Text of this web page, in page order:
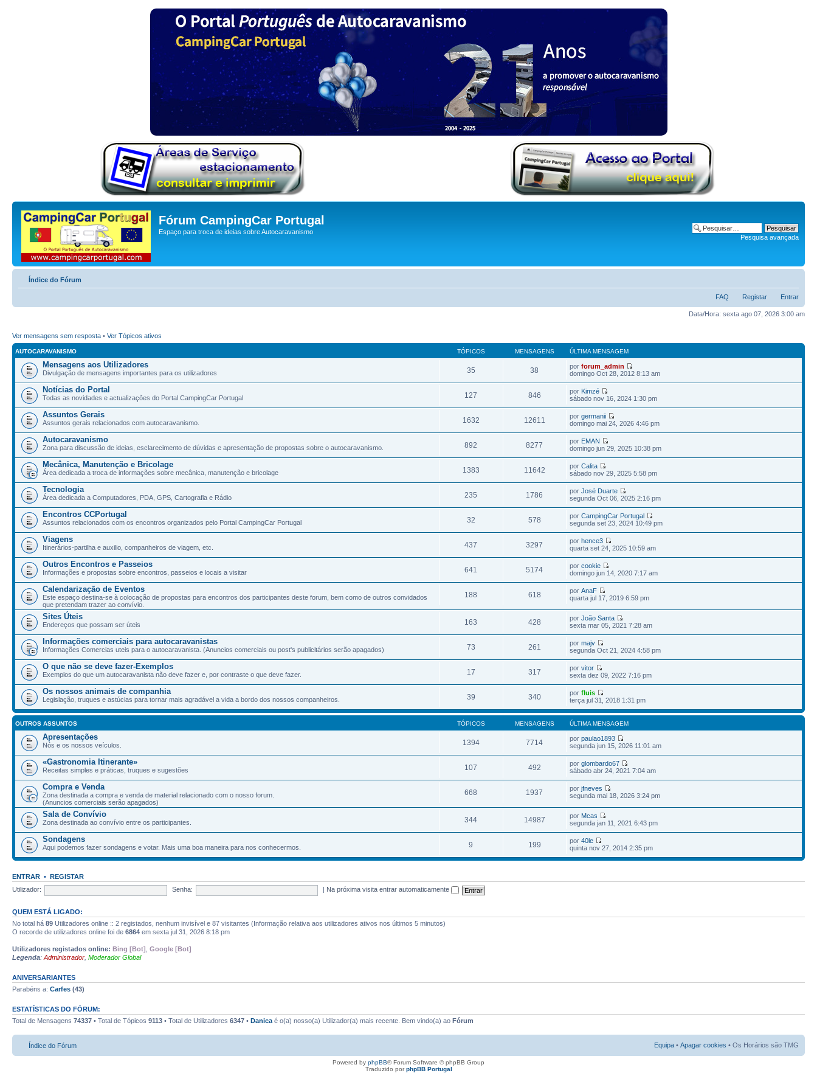
Fórum CampingCar Portugal
Espaço para troca de ideias sobre Autocaravanismo
Pesquisa avançada
Índice do Fórum
FAQ Registar Entrar
Data/Hora: sexta ago 07, 2026 3:00 am
Ver mensagens sem resposta • Ver Tópicos ativos
AUTOCARAVANISMO TÓPICOS MENSAGENS ÚLTIMA MENSAGEM
Mensagens aos Utilizadores
Divulgação de mensagens importantes para os utilizadores 35 38 porforum_admin
domingo Oct 28, 2012 8:13 am
Notícias do Portal
Todas as novidades e actualizações do Portal CampingCar Portugal 127 846 por Kimzé
sábado nov 16, 2024 1:30 pm
Assuntos Gerais
Assuntos gerais relacionados com autocaravanismo. 1632 12611 porgermanii
domingo mai 24, 2026 4:46 pm
Autocaravanismo
Zona para discussão de ideias, esclarecimento de dúvidas e apresentação de propostas sobre o autocaravanismo. 892 8277 por EMAN
domingo jun 29, 2025 10:38 pm
Mecânica, Manutenção e Bricolage
Área dedicada a troca de informações sobre mecânica, manutenção e bricolage 1383 11642 porCalita
sábado nov 29, 2025 5:58 pm
Tecnologia
Área dedicada a Computadores, PDA, GPS, Cartografia e Rádio 235 1786 porJosé Duarte
segunda Oct 06, 2025 2:16 pm
Encontros CCPortugal
Assuntos relacionados com os encontros organizados pelo Portal CampingCar Portugal 32 578 porCampingCar Portugal
segunda set 23, 2024 10:49 pm
Viagens
Itinerários-partilha e auxilio, companheiros de viagem, etc. 437 3297 porhence3
quarta set 24, 2025 10:59 am
Outros Encontros e Passeios
Informações e propostas sobre encontros, passeios e locais a visitar 641 5174 porcookie
domingo jun 14, 2020 7:17 am
Calendarização de Eventos
Este espaço destina-se à colocação de propostas para encontros dos participantes deste forum, bem como de outros convidados
que pretendam trazer ao convívio.
188 618 porAnaF
quarta jul 17, 2019 6:59 pm
Sites Úteis
Endereços que possam ser úteis 163 428 porJoão Santa
sexta mar 05, 2021 7:28 am
Informações comerciais para autocaravanistas
Informações Comercias uteis para o autocaravanista. (Anuncios comerciais ou post's publicitários serão apagados) 73 261 pormajv
segunda Oct 21, 2024 4:58 pm
O que não se deve fazer-Exemplos
Exemplos do que um autocaravanista não deve fazer e, por contraste o que deve fazer. 17 317 porvitor
sexta dez 09, 2022 7:16 pm
Os nossos animais de companhia
Legislação, truques e astúcias para tornar mais agradável a vida a bordo dos nossos companheiros. 39 340 porfluis
terça jul 31, 2018 1:31 pm
OUTROS ASSUNTOS TÓPICOS MENSAGENS ÚLTIMA MENSAGEM
Apresentações
Nós e os nossos veículos. 1394 7714 porpaulao1893
segunda jun 15, 2026 11:01 am
«Gastronomia Itinerante»
Receitas simples e práticas, truques e sugestões 107 492 porglombardo67
sábado abr 24, 2021 7:04 am
Compra e Venda
Zona destinada a compra e venda de material relacionado com o nosso forum.
(Anuncios comerciais serão apagados)
668 1937 porjfneves
segunda mai 18, 2026 3:24 pm
Sala de Convívio
Zona destinada ao convívio entre os participantes. 344 14987 por Mcas
segunda jan 11, 2021 6:43 pm
Sondagens
Aqui podemos fazer sondagens e votar. Mais uma boa maneira para nos conhecermos. 9 199 por40le
quinta nov 27, 2014 2:35 pm
ENTRAR • REGISTAR
Utilizador:
Senha: Na próxima visita entrar automaticamente
QUEM ESTÁ LIGADO:
No total há 89 Utilizadores online :: 2 registados, nenhum invisível e 87 visitantes (Informação relativa aos utilizadores ativos nos últimos 5 minutos)
O recorde de utilizadores online foi de 6864 em sexta jul 31, 2026 8:18 pm
Utilizadores registados online: Bing [Bot] Google [Bot]
Legenda: Administrador Moderador Global
ANIVERSARIANTES
Parabéns a: Carfes (43)
ESTATÍSTICAS DO FÓRUM:
Total de Mensagens 74337 • Total de Tópicos 9113 • Total de Utilizadores 6347 • Danica é o(a) nosso(a) Utilizador(a) mais recente. Bem vindo(a) ao Fórum
Índice do Fórum Equipa • Apagar cookies • Os Horários são TMG
Powered by phpBB® Forum Software © phpBB Group
Traduzido porphpBB Portugal